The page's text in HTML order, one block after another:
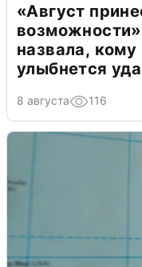
«Август
назвала, кому
улыбнется
8 августа 116